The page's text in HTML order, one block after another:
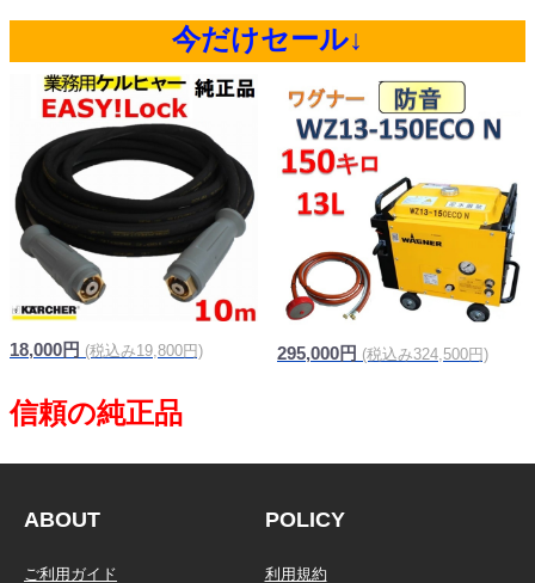
今だけセール↓
18,000円 (税込み19,800円)
信頼の純正品
295,000円 (税込み324,500円)
ABOUT
ご利用ガイド
POLICY
利用規約